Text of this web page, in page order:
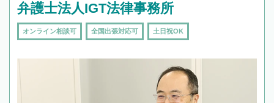
弁護士法人IGT法律事務所
オンライン相談可 全国出張対応可 土日祝OK